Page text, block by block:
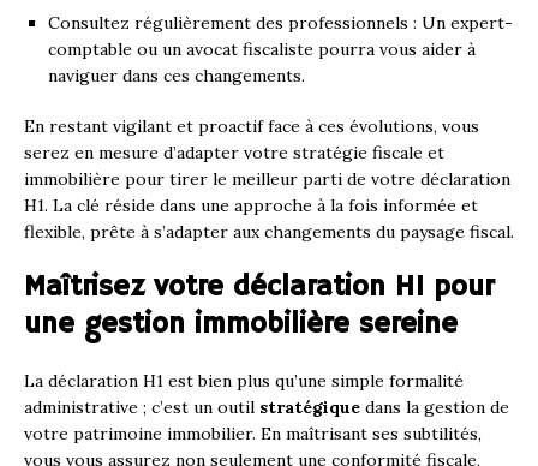
Consultez régulièrement des professionnels : Un expert-
comptable ou un avocat fiscaliste pourra vous aider à
naviguer dans ces changements.
En restant vigilant et proactif face à ces évolutions, vous
serez en mesure d’adapter votre stratégie fiscale et
immobilière pour tirer le meilleur parti de votre déclaration
H1. La clé réside dans une approche à la fois informée et
flexible, prête à s’adapter aux changements du paysage fiscal.
Maîtrisez votre déclaration H1 pour
une gestion immobilière sereine
La déclaration H1 est bien plus qu’une simple formalité
administrative ; c’est un outil stratégique dans la gestion de
votre patrimoine immobilier. En maîtrisant ses subtilités,
vous vous assurez non seulement une conformité fiscale,